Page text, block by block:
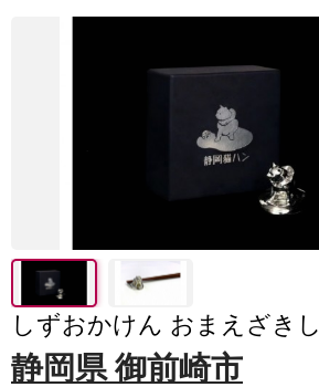
しずおかけん おまえざきし
静岡県 御前崎市